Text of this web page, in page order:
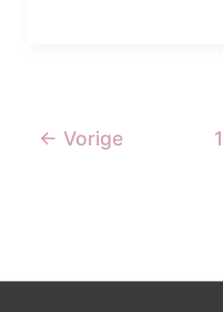
← Vorige 1